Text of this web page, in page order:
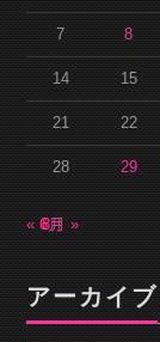
7 8
14 15
21 22
28 29
« 6月8月 »
アーカイブ